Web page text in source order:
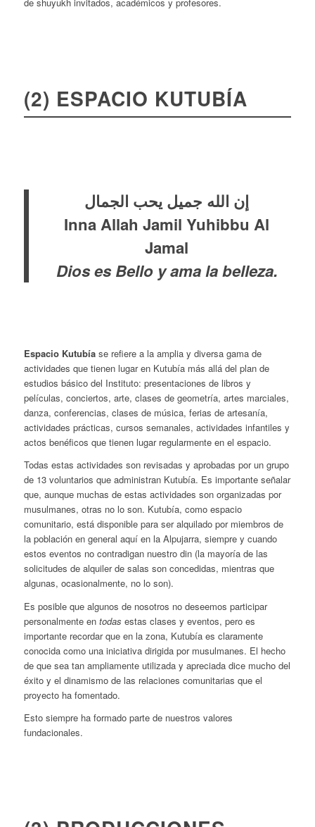
de shuyukh invitados, académicos y profesores.
(2) ESPACIO KUTUBÍA
إن الله جميل يحب الجمال
Inna Allah Jamil Yuhibbu Al
Jamal
Dios es Bello y ama la belleza.
Espacio Kutubíase refiere a la amplia y diversa gama de
actividades que tienen lugar en Kutubía más allá del plan de
estudios básico del Instituto: presentaciones de libros y
películas, conciertos, arte, clases de geometría, artes marciales,
danza, conferencias, clases de música, ferias de artesanía,
actividades prácticas, cursos semanales, actividades infantiles y
actos benéficos que tienen lugar regularmente en el espacio.
Todas estas actividades son revisadas y aprobadas por un grupo
de 13 voluntarios que administran Kutubía. Es importante señalar
que, aunque muchas de estas actividades son organizadas por
musulmanes, otras no lo son. Kutubía, como espacio
comunitario, está disponible para ser alquilado por miembros de
la población en general aquí en la Alpujarra, siempre y cuando
estos eventos no contradigan nuestro din (la mayoría de las
solicitudes de alquiler de salas son concedidas, mientras que
algunas, ocasionalmente, no lo son).
Es posible que algunos de nosotros no deseemos participar
personalmente en todas estas clases y eventos, pero es
importante recordar que en la zona, Kutubía es claramente
conocida como una iniciativa dirigida por musulmanes. El hecho
de que sea tan ampliamente utilizada y apreciada dice mucho del
éxito y el dinamismo de las relaciones comunitarias que el
proyecto ha fomentado.
Esto siempre ha formado parte de nuestros valores
fundacionales.